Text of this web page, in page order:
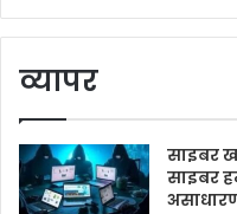
व्यापर
साइबर
साइबर